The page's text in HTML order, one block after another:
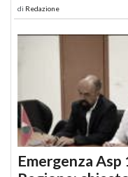
di Redazione
Emergenza